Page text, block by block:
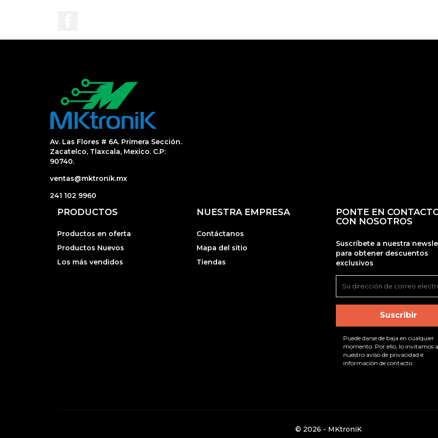
Av. Las Flores # 6A. Primera Sección.
Zacatelco, Tlaxcala, Mexico. C.P:
90740.
ventas@mktronik.mx
241 102 9960
PRODUCTOS
Productos en oferta
Productos Nuevos
Los más vendidos
NUESTRA EMPRESA
Contáctanos
Mapa del sitio
Tiendas
PONTE EN
CON NOSOTROS
Suscríbete a nuestra
para obtener descuentos
exclusivos
Puede darse de baja en cualquier
momento. Por ello, lo invitamos
nuestro aviso de privacidad e
información de contacto.
© 2026 - MKtroniK